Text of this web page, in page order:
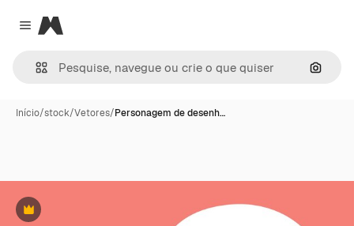
Close menu
Magnific
Início/stock/Vetores/Personagem de desenh…
Premium